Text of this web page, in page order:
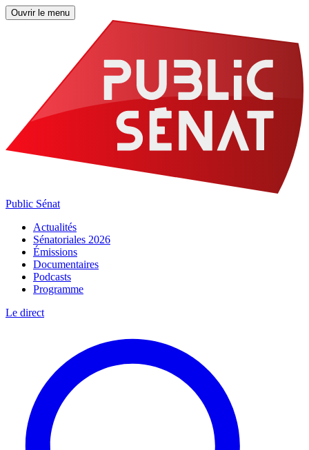
Ouvrir le menu
Public Sénat
Actualités
Sénatoriales 2026
Émissions
Documentaires
Podcasts
Programme
Le direct